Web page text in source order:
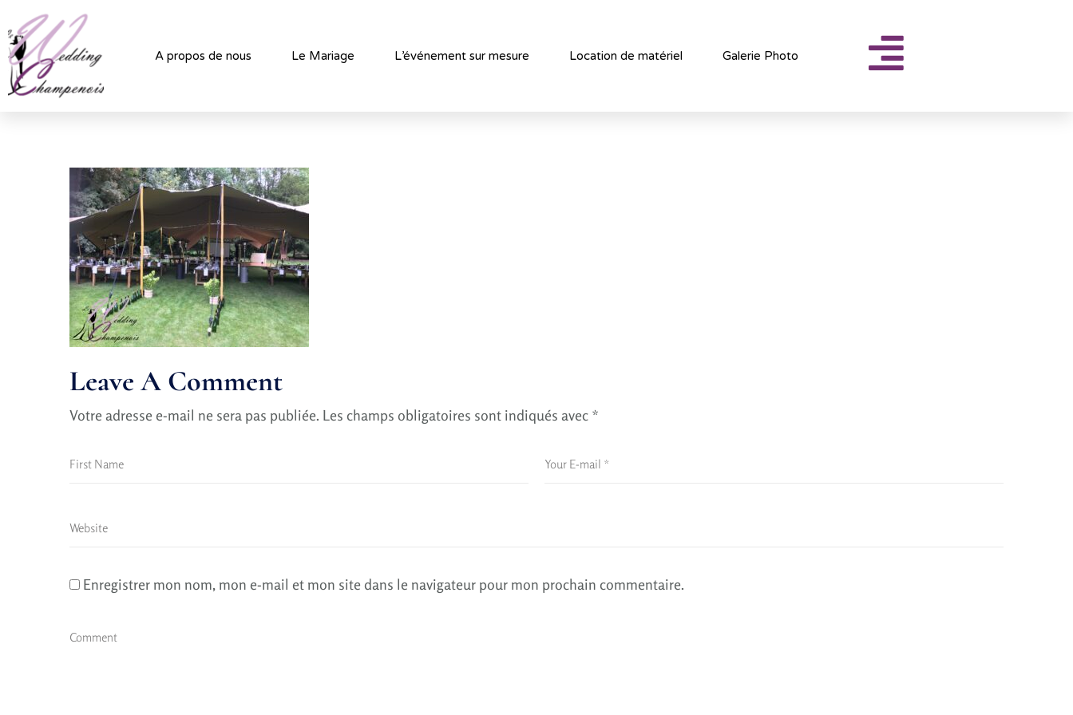
A propos de nous Le Mariage L’événement sur mesure Location de matériel Galerie Photo
Leave A Comment
Votre adresse e-mail ne sera pas publiée. Les champs obligatoires sont indiqués avec *
Enregistrer mon nom, mon e-mail et mon site dans le navigateur pour mon prochain commentaire.